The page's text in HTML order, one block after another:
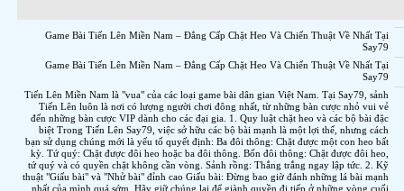
Game Bài Tiến Lên Miền Nam – Đẳng Cấp Chặt Heo Và
Game Bài Tiến Lên Miền Nam – Đẳng Cấp Chặt Heo Và
Tiến Lên Miền Nam là "vua" của các loại game bài dân gian
Tiến Lên luôn là nơi có lượng người chơi đông nhất, từ
đến những bàn cược VIP dành cho các đại gia. 1. Quy luật
biệt Trong Tiến Lên Say79, việc sở hữu các bộ bài mạnh là
bạn sử dụng chúng mới là yếu tố quyết định: Ba đôi thông:
kỳ. Tứ quý: Chặt được đôi heo hoặc ba đôi thông. Bốn đôi
tứ quý và có quyền chặt không cần vòng. Sảnh rồng: Thắng
thuật "Giấu bài" và "Nhử bài" đỉnh cao Giấu bài: Đừng bao giờ
nhất của mình quá sớm. Hãy giữ chúng lại để giành quyền đi